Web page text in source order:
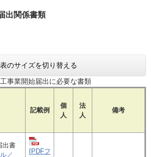
出関係書類
表のサイズを切り替える
事業開始届出に必要な書類
記載例
個
人
法
人
備考
出書
／
[PDFフ